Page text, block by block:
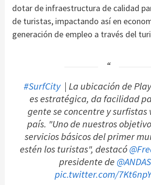
dotar de infraestructura de calidad
de turistas, impactando así en
generación de empleo a través del
#SurfCity| La ubicación de
es estratégica, da facilidad
gente se concentre y surfistas
país. "Uno de nuestros
servicios básicos del primer
estén los turistas", destacó
presidente de
pic.twitter.com/